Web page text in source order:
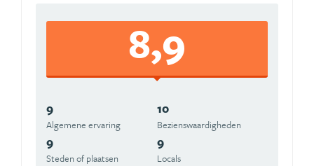
8,9
9
Algemene ervaring
10
Beziens­waardigheden
9
Steden of plaatsen
9
Locals